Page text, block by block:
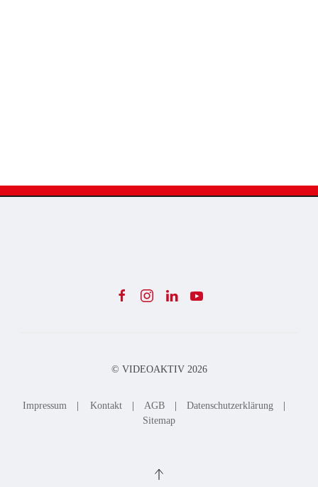
© VIDEOAKTIV 2026
Impressum Kontakt AGB Datenschutzerklärung
Sitemap